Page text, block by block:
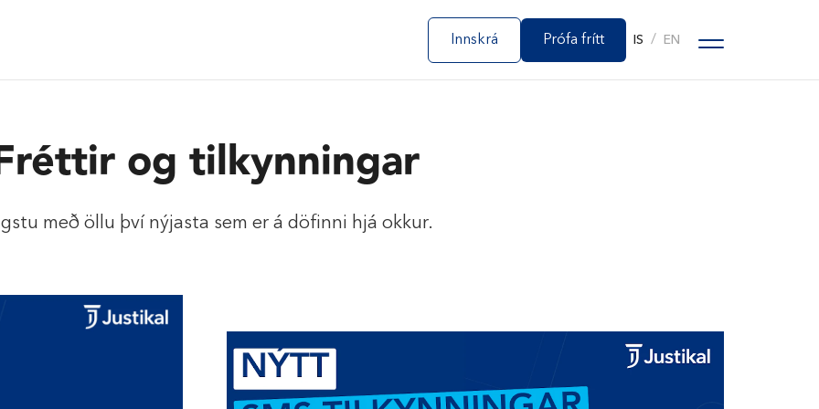
Innskrá Prófa frítt IS / EN
og tilkynningar
með öllu því nýjasta sem er á döfinni hjá okkur.